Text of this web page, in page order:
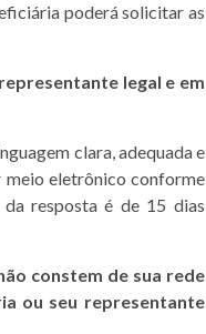
poderá solicitar as
legal e em
clara, adequada e
meio eletrônico conforme
resposta é de 15 dias
constem de sua rede
ou seu representante